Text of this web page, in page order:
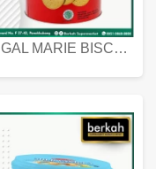
REGAL MARIE BISCUIT KALENG 550 GRAM